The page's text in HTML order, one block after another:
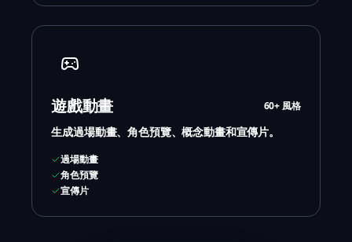
遊戲動畫 60+ 風格
生成過場動畫、角色預覽、概念動畫和宣傳片。
過場動畫
角色預覽
宣傳片